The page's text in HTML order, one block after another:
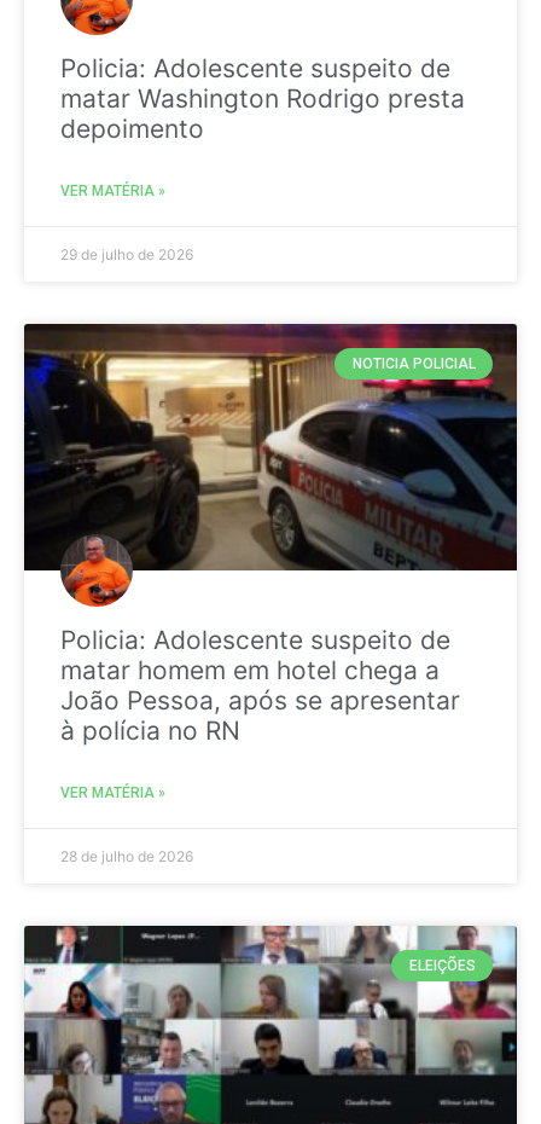
Policia: Adolescente suspeito de
matar Washington Rodrigo presta
depoimento
VER MATÉRIA »
29 de julho de 2026
NOTICIA POLICIAL
Policia: Adolescente suspeito de
matar homem em hotel chega a
João Pessoa, após se apresentar
à polícia no RN
VER MATÉRIA »
28 de julho de 2026
ELEIÇÕES